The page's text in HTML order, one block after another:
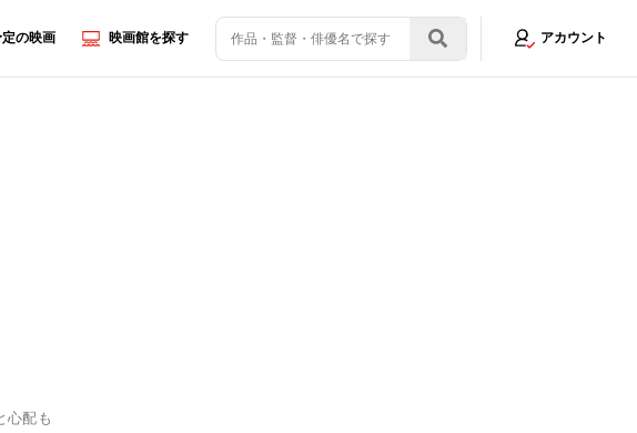
の映画 映画館を探す アカウント
配も『銀魂』続編希望！吉沢亮と“兄貴自慢”も